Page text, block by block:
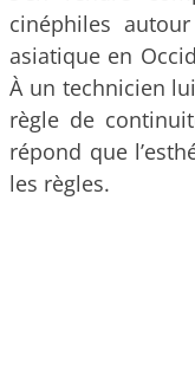
cinéphiles
asiatique en
À un technicien
règle de
répond que
les règles.